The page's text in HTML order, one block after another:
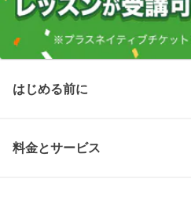
はじめる前に
料金とサービス